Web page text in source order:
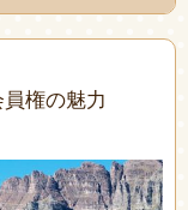
権の魅力